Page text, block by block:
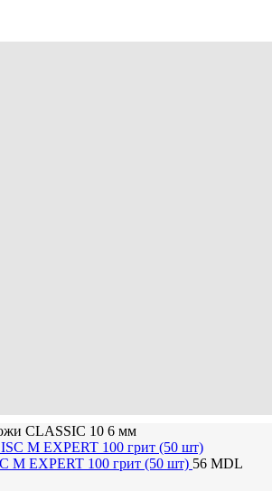
CLASSIC 10 6 мм
M EXPERT 100 грит (50 шт) 56 MDL